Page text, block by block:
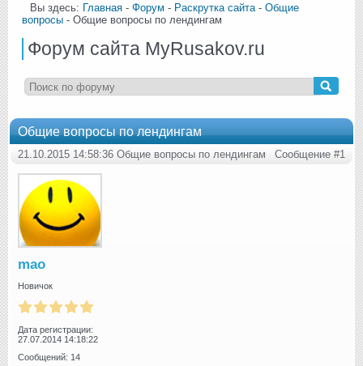
Вы здесь: Главная - Форум - Раскрутка сайта - Общие
вопросы - Общие вопросы по лендингам
Форум сайта MyRusakov.ru
Общие вопросы по лендингам
21.10.2015 14:58:36 Общие вопросы по лендингам Сообщение #1
mao
Новичок
Дата регистрации:
27.07.2014 14:18:22
Сообщений: 14